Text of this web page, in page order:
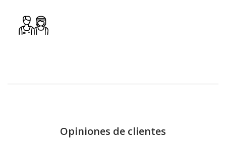
Opiniones de clientes